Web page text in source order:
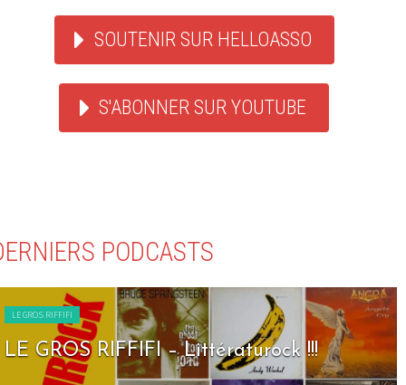
SOUTENIR SUR HELLOASSO
S'ABONNER SUR YOUTUBE
PODCASTS
LE GROS RIFFIFI
LE GROS RIFFIFI – Littératurock !!!